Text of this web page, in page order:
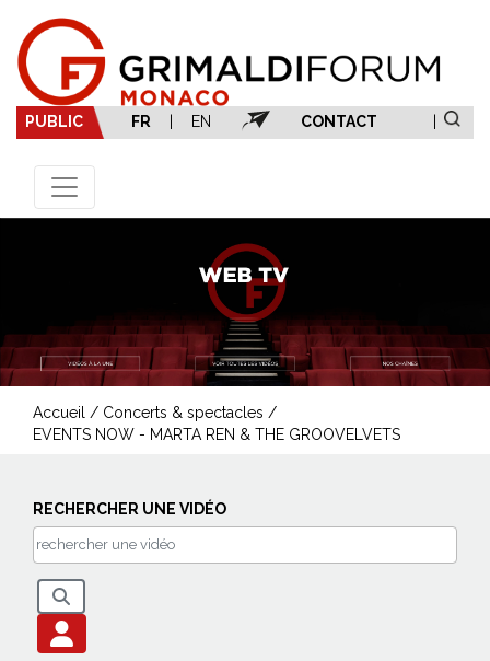
PUBLIC FR EN CONTACT
Accueil / Concerts & spectacles /
EVENTS NOW - MARTA REN & THE GROOVELVETS
RECHERCHER UNE VIDÉO